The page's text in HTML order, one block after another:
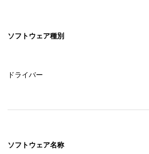
セイコーエプソン株式会社に帰属します。
ソフトウェア種別
ドライバー
ソフトウェア名称